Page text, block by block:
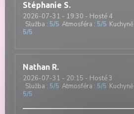
Stéphanie S
2026-07-31 - 19:30 - Hosté 4
Služba : 5/5 Atmosféra : 5/5 Kuchyně
5/5
Nathan R
2026-07-31 - 20:15 - Hosté 3
Služba : 5/5 Atmosféra : 5/5 Kuchyně
5/5